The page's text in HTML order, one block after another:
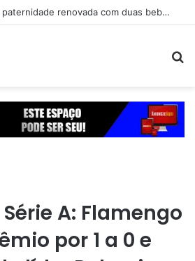
Samuel Rosa avalia paternidade renovada com duas bebês aos 60 anos: ‘Foi uma verdadeira revolução’
A: Flamengo
por 1 a 0 e